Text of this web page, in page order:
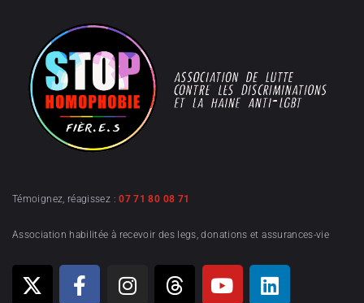
Témoignez, réagissez :07 71 80 08 71
Association habilitée à recevoir des legs, donations et assurances-vie